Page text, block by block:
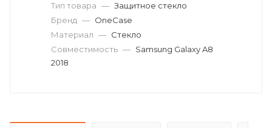
Тип товара — Защитное стекло
Бренд — OneCase
Материал — Стекло
Совместимость — Samsung Galaxy A8
2018